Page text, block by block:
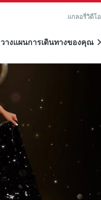
แกลอรี่วิดีโอ
วางแผนการเดินทางของคุณ